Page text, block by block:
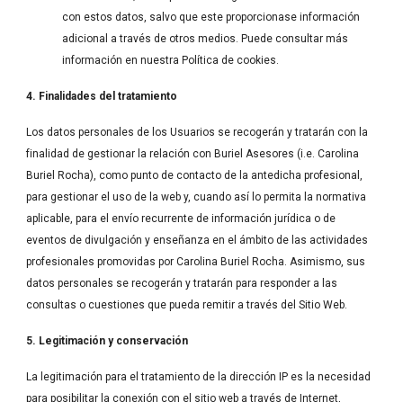
con estos datos, salvo que este proporcionase información
adicional a través de otros medios. Puede consultar más
información en nuestra Política de cookies.
4. Finalidades del tratamiento
Los datos personales de los Usuarios se recogerán y tratarán con la
finalidad de gestionar la relación con Buriel Asesores (i.e. Carolina
Buriel Rocha), como punto de contacto de la antedicha profesional,
para gestionar el uso de la web y, cuando así lo permita la normativa
aplicable, para el envío recurrente de información jurídica o de
eventos de divulgación y enseñanza en el ámbito de las actividades
profesionales promovidas por Carolina Buriel Rocha. Asimismo, sus
datos personales se recogerán y tratarán para responder a las
consultas o cuestiones que pueda remitir a través del Sitio Web.
5. Legitimación y conservación
La legitimación para el tratamiento de la dirección IP es la necesidad
para posibilitar la conexión con el sitio web a través de Internet,